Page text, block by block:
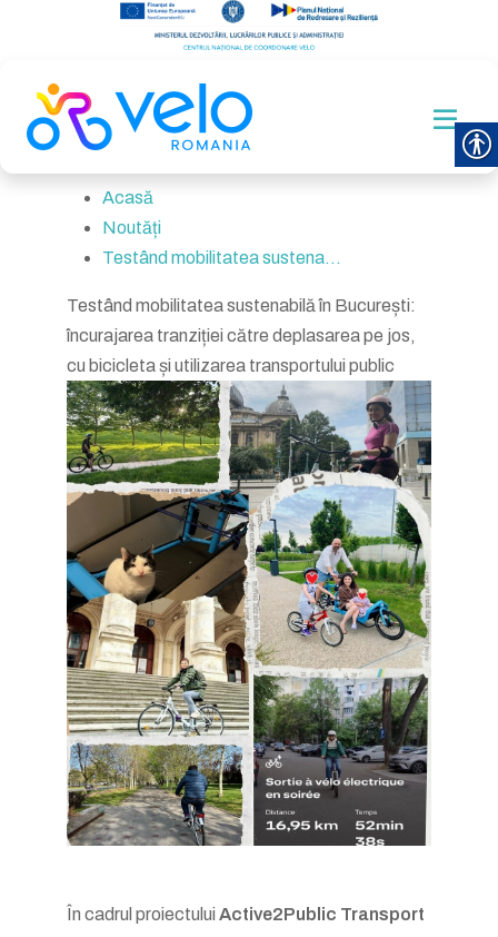
Acasă
Noutăți
Testând mobilitatea sustena...
Testând mobilitatea sustenabilă în București:
încurajarea tranziției către deplasarea pe jos,
cu bicicleta și utilizarea transportului public
În cadrul proiectului Active2Public Transport